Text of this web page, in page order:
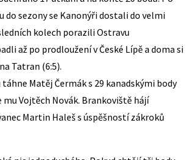
do sezony se Kanonýři dostali do velmi
kolech porazili Ostravu
až po prodloužení v České Lípě a doma si
Tatran (6:5).
Matěj Čermák s 29 kanadskými body
mu Vojtěch Novák. Brankoviště hájí
Martin Haleš s úspěšností zákroků